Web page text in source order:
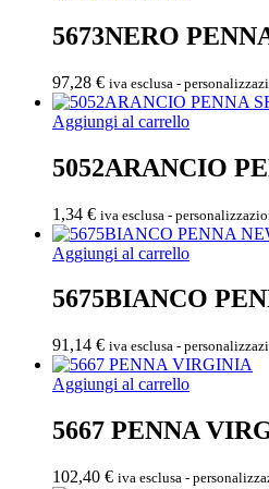
5673NERO
97,28 € iva esclusa -
Aggiungi al carrello
5052ARANCIO
1,34 € iva esclusa -
Aggiungi al carrello
5675BIANCO
91,14 € iva esclusa -
Aggiungi al carrello
5667 PENNA
102,40 € iva esclusa -